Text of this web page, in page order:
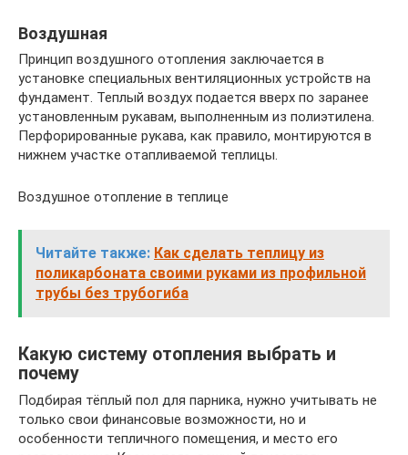
Воздушная
Принцип воздушного отопления заключается в
установке специальных вентиляционных устройств на
фундамент. Теплый воздух подается вверх по заранее
установленным рукавам, выполненным из полиэтилена.
Перфорированные рукава, как правило, монтируются в
нижнем участке отапливаемой теплицы.
Воздушное отопление в теплице
Читайте также: Как сделать теплицу из
поликарбоната своими руками из профильной
трубы без трубогиба
Какую систему отопления выбрать и
почему
Подбирая тёплый пол для парника, нужно учитывать не
только свои финансовые возможности, но и
особенности тепличного помещения, и место его